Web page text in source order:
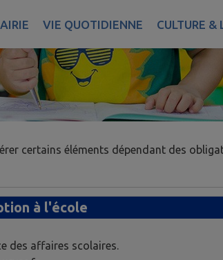
VIE QUOTIDIENNE CULTURE &
certains éléments dépendant des
à l'école
des affaires scolaires.